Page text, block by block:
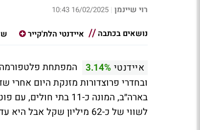
רוי שיינמן |
16/02/2025 10:43
נושאים בכתבה איידנטי הלת'קייר
איידנטי 3.14%
המפתחת פלטפורמה
לשווי של כ-62 מיליון שקל אבל היא עדיין נמוכה ב-25% מהשווי בהנפקה ב-2021.